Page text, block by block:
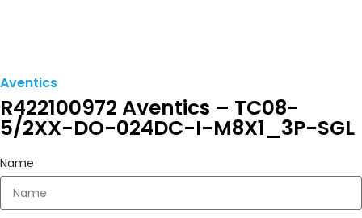
Aventics
R422100972 Aventics – TC08-
5/2XX-DO-024DC-I-M8X1_3P-SGL
Name